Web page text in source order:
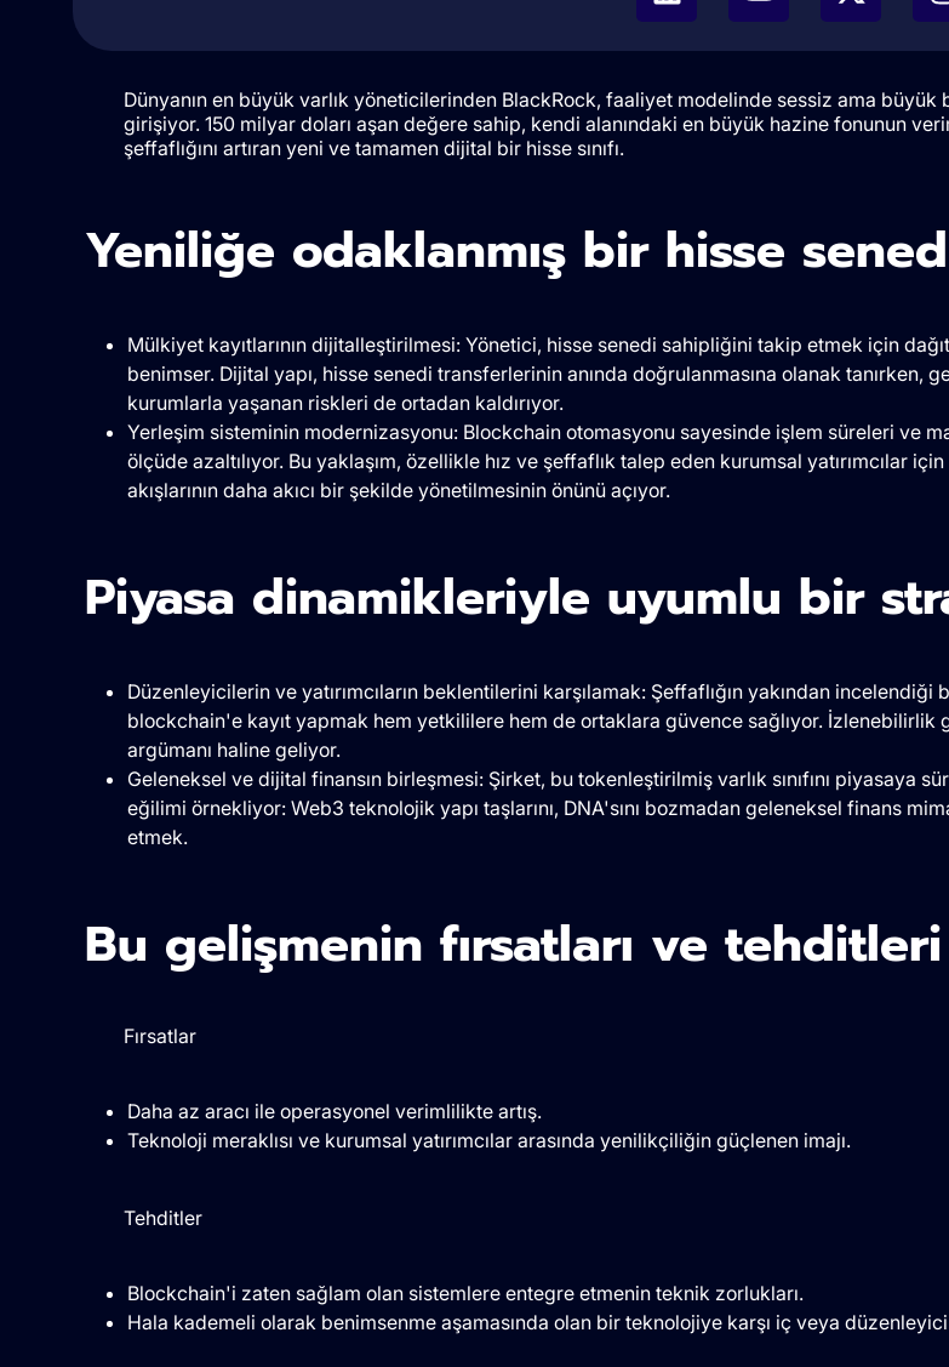
Dünyanın en büyük varlık yöneticilerinden BlackRock, faaliyet modelinde sessiz ama büyük
girişiyor. 150 milyar doları aşan değere sahip, kendi alanındaki en büyük hazine fonunun
şeffaflığını artıran yeni ve tamamen dijital bir hisse sınıfı.
Yeniliğe odaklanmış bir hisse senedi
Mülkiyet kayıtlarının dijitalleştirilmesi: Yönetici, hisse senedi sahipliğini takip etmek için
benimser. Dijital yapı, hisse senedi transferlerinin anında doğrulanmasına olanak tanırken,
kurumlarla yaşanan riskleri de ortadan kaldırıyor.
Yerleşim sisteminin modernizasyonu: Blockchain otomasyonu sayesinde işlem süreleri ve
ölçüde azaltılıyor. Bu yaklaşım, özellikle hız ve şeffaflık talep eden kurumsal yatırımcılar
akışlarının daha akıcı bir şekilde yönetilmesinin önünü açıyor.
Piyasa dinamikleriyle uyumlu bir
Düzenleyicilerin ve yatırımcıların beklentilerini karşılamak: Şeffaflığın yakından incelendiği
blockchain'e kayıt yapmak hem yetkililere hem de ortaklara güvence sağlıyor. İzlenebilirlik
argümanı haline geliyor.
Geleneksel ve dijital finansın birleşmesi: Şirket, bu tokenleştirilmiş varlık sınıfını piyasaya
eğilimi örnekliyor: Web3 teknolojik yapı taşlarını, DNA'sını bozmadan geleneksel finans
etmek.
Bu gelişmenin fırsatları ve tehditleri
Fırsatlar
Daha az aracı ile operasyonel verimlilikte artış.
Teknoloji meraklısı ve kurumsal yatırımcılar arasında yenilikçiliğin güçlenen imajı.
Tehditler
Blockchain'i zaten sağlam olan sistemlere entegre etmenin teknik zorlukları.
Hala kademeli olarak benimsenme aşamasında olan bir teknolojiye karşı iç veya